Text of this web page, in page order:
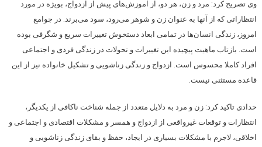
وی تصریح کرد: مرد و زن، هر دو، از آموزش‌های پیش از ازدواج، بویژه در مورد
انتظاراتی که از آنها به عنوان زن و شوهر می‌رود، سود می‌برند. در جوامع
امروز، زندگی انسان‌ها در تمامی ابعاد دستخوش تغییرات سریع و شگرفی بوده
است. بازتاب ماهیت پیچیده این تغییرات و تحولات در زندگی فردی و اجتماعی
افراد کاملا محسوس است. ازدواج و زندگی زناشویی و تشکیل خانواده نیز از این
قاعده مستثنی نیست.
حدادی تاکید کرد: زن و مرد به دلایل متعدد از جمله شناخت ناکافی از یکدیگر،
انتظارات و توقعات غیرواقعی از ازدواج و همسر و مشکلات اقتصادی و اجتماعی و
اخلاقی، لاجرم با مشکلات بسیاری در ایجاد، حفظ و بقای زندگی زناشویی و